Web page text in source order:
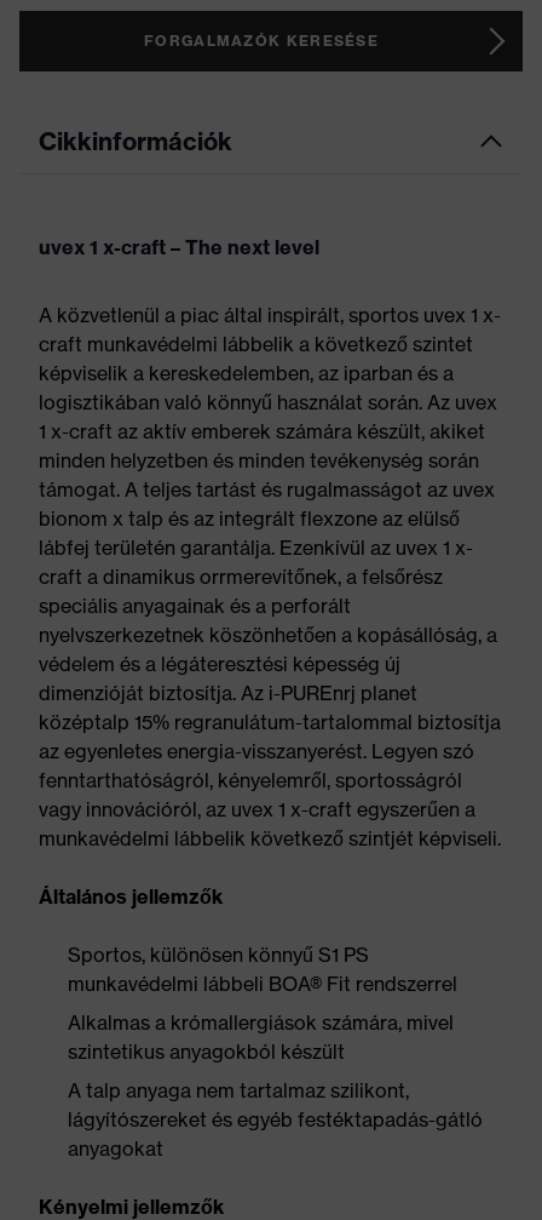
FORGALMAZÓK KERESÉSE
Cikkinformációk
uvex 1 x-craft – The next level
A közvetlenül a piac által inspirált, sportos uvex 1 x-
craft munkavédelmi lábbelik a következő szintet
képviselik a kereskedelemben, az iparban és a
logisztikában való könnyű használat során. Az uvex
1 x-craft az aktív emberek számára készült, akiket
minden helyzetben és minden tevékenység során
támogat. A teljes tartást és rugalmasságot az uvex
bionom x talp és az integrált flexzone az elülső
lábfej területén garantálja. Ezenkívül az uvex 1 x-
craft a dinamikus orrmerevítőnek, a felsőrész
speciális anyagainak és a perforált
nyelvszerkezetnek köszönhetően a kopásállóság, a
védelem és a légáteresztési képesség új
dimenzióját biztosítja. Az i-PUREnrj planet
középtalp 15% regranulátum-tartalommal biztosítja
az egyenletes energia-visszanyerést. Legyen szó
fenntarthatóságról, kényelemről, sportosságról
vagy innovációról, az uvex 1 x-craft egyszerűen a
munkavédelmi lábbelik következő szintjét képviseli.
Általános jellemzők
Sportos, különösen könnyű S1 PS
munkavédelmi lábbeli BOA® Fit rendszerrel
Alkalmas a krómallergiások számára, mivel
szintetikus anyagokból készült
A talp anyaga nem tartalmaz szilikont,
lágyítószereket és egyéb festéktapadás-gátló
anyagokat
Kényelmi jellemzők